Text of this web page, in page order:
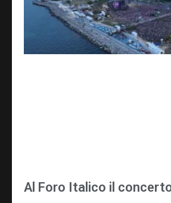
Al Foro Italico il